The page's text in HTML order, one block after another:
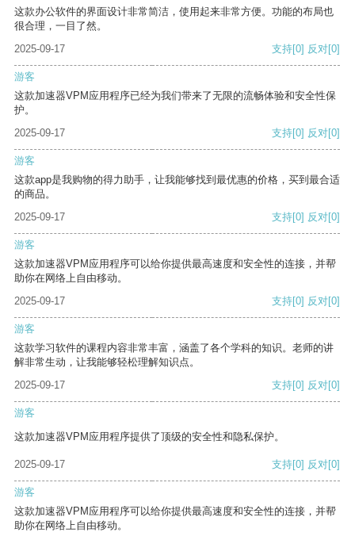
这款办公软件的界面设计非常简洁，使用起来非常方便。功能的布局也
很合理，一目了然。
2025-09-17
支持[0] 反对[0]
游客
这款加速器VPM应用程序已经为我们带来了无限的流畅体验和安全性保
护。
2025-09-17
支持[0] 反对[0]
游客
这款app是我购物的得力助手，让我能够找到最优惠的价格，买到最合适
的商品。
2025-09-17
支持[0] 反对[0]
游客
这款加速器VPM应用程序可以给你提供最高速度和安全性的连接，并帮
助你在网络上自由移动。
2025-09-17
支持[0] 反对[0]
游客
这款学习软件的课程内容非常丰富，涵盖了各个学科的知识。老师的讲
解非常生动，让我能够轻松理解知识点。
2025-09-17
支持[0] 反对[0]
游客
这款加速器VPM应用程序提供了顶级的安全性和隐私保护。
2025-09-17 支持[0] 反对[0]
游客
这款加速器VPM应用程序可以给你提供最高速度和安全性的连接，并帮
助你在网络上自由移动。